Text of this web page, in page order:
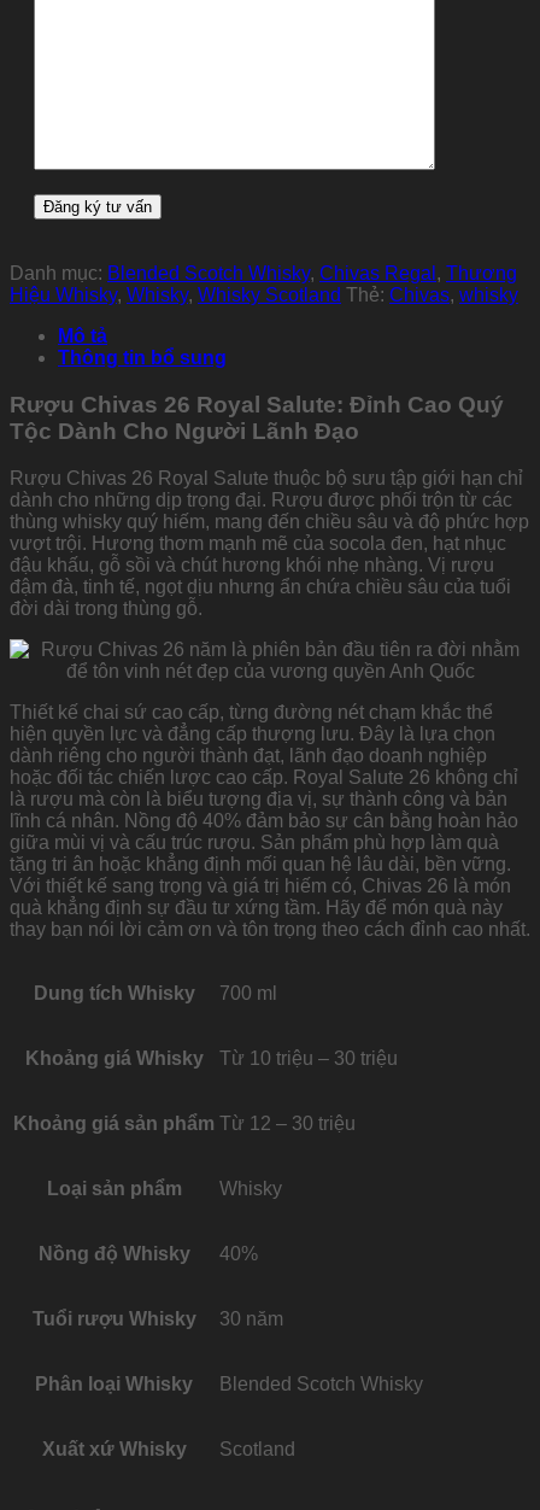
Danh mục: Blended Scotch Whisky, Chivas Regal , Thương
Hiệu Whisky, Whisky, Whisky Scotland Thẻ: Chivas, whisky
Mô tả
Thông tin bổ sung
Rượu Chivas 26 Royal Salute: Đỉnh Cao Quý
Tộc Dành Cho Người Lãnh Đạo
Rượu Chivas 26 Royal Salute thuộc bộ sưu tập giới hạn chỉ
dành cho những dịp trọng đại. Rượu được phối trộn từ các
thùng whisky quý hiếm, mang đến chiều sâu và độ phức hợp
vượt trội. Hương thơm mạnh mẽ của socola đen, hạt nhục
đậu khấu, gỗ sồi và chút hương khói nhẹ nhàng. Vị rượu
đậm đà, tinh tế, ngọt dịu nhưng ẩn chứa chiều sâu của tuổi
đời dài trong thùng gỗ.
Thiết kế chai sứ cao cấp, từng đường nét chạm khắc thể
hiện quyền lực và đẳng cấp thượng lưu. Đây là lựa chọn
dành riêng cho người thành đạt, lãnh đạo doanh nghiệp
hoặc đối tác chiến lược cao cấp. Royal Salute 26 không chỉ
là rượu mà còn là biểu tượng địa vị, sự thành công và bản
lĩnh cá nhân. Nồng độ 40% đảm bảo sự cân bằng hoàn hảo
giữa mùi vị và cấu trúc rượu. Sản phẩm phù hợp làm quà
tặng tri ân hoặc khẳng định mối quan hệ lâu dài, bền vững.
Với thiết kế sang trọng và giá trị hiếm có, Chivas 26 là món
quà khẳng định sự đầu tư xứng tầm. Hãy để món quà này
thay bạn nói lời cảm ơn và tôn trọng theo cách đỉnh cao nhất.
Dung tích Whisky 700 ml
Khoảng giá Whisky Từ 10 triệu – 30 triệu
Khoảng giá sản phẩm Từ 12 – 30 triệu
Loại sản phẩm Whisky
Nồng độ Whisky 40%
Tuổi rượu Whisky 30 năm
Phân loại Whisky Blended Scotch Whisky
Xuất xứ Whisky Scotland